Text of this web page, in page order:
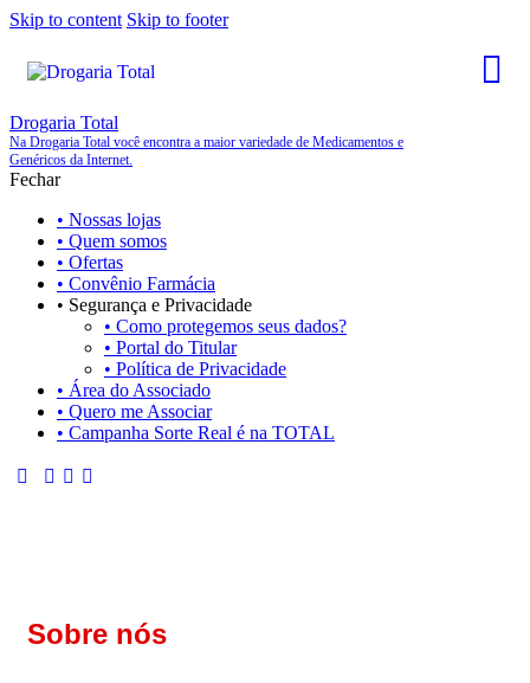
Skip to content Skip to footer
Drogaria Total
Na Drogaria Total você encontra a maior variedade de Medicamentos e
Genéricos da Internet.
Fechar
• Nossas lojas
• Quem somos
• Ofertas
• Convênio Farmácia
• Segurança e Privacidade
• Como protegemos seus dados?
• Portal do Titular
• Política de Privacidade
• Área do Associado
• Quero me Associar
• Campanha Sorte Real é na TOTAL
Sobre nós